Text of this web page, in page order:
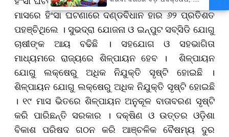
ମାସରେ ହିଂସା ଘଟଣାରେ ଦଣ୍ଡବିଧାନ ହାର ୬୨ ପ୍ରତିଶତ
ପହଞ୍ଚିଥିଲେ । ସୁଭଦ୍ରା ଯୋଜନା ଓ ଇନ୍‌ପୁଟ ସବ୍‌ସିଡି ଯୋଗୁ
ଚାଷୀଙ୍କ ଆୟ ବଢିଛି । ସହଯୋଗ ଓ ସହଭାଗିତା
ମାଧ୍ୟମରେ ରାଜ୍ୟରେ ଶିଳ୍ପାୟନ ହେବ । ଶିଳ୍ପାୟନ
ଯୋଗୁ ଲକ୍ଷେରୁ ଅଧିକ ନିଯୁକ୍ତି ସୃଷ୍ଟି ହୋଇଛି ।
ଶିଳ୍ପାୟନ ଯୋଗୁ ଲକ୍ଷେରୁ ଅଧିକ ନିଯୁକ୍ତି ସୃଷ୍ଟି ହୋଇଛି
। ୧୯ ମାସ ଭିତରେ ଶିଳ୍ପାୟନ ଅନୁକୂଳ ବାତାବରଣ ସୃଷ୍ଟି
କରି ପାରିଛନ୍ତି ସରକାର । ଦକ୍ଷିଣ ଓ ଉତ୍ତର ଓଡ଼ିଶା
ବିକାଶ ପରିଷଦ ଗଠନ କରି ଆଞ୍ଚଳିକ ବୈଷମ୍ୟ ଦୁର
ହଜାରରୁ ଅଧିକ ନିଯୁକ୍ତି ସୁଯୋଗ